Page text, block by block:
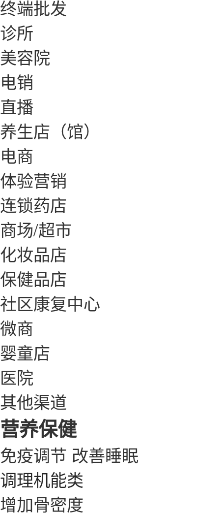
终端批发
诊所
美容院
电销
直播
养生店（馆）
电商
体验营销
连锁药店
商场/超市
化妆品店
保健品店
社区康复中心
微商
婴童店
医院
其他渠道
营养保健
免疫调节 改善睡眠
调理机能类
增加骨密度